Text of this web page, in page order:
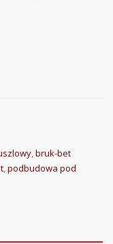
,bruk-bet
,podbudowa pod